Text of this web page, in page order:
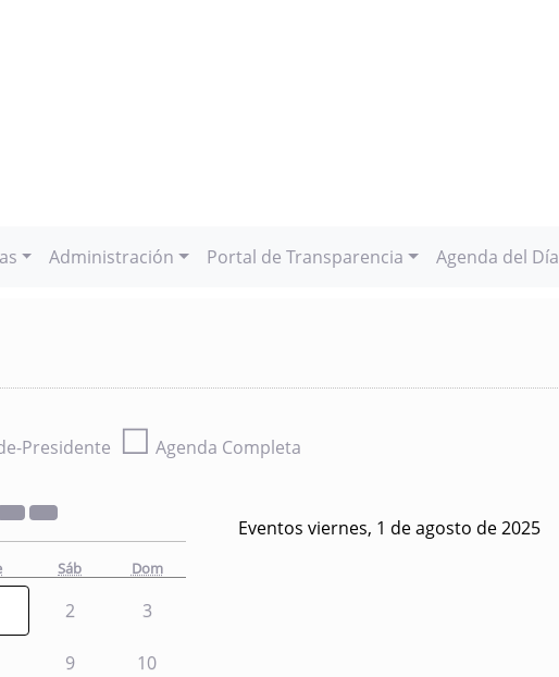
Administración Portal de Transparencia Agenda del Día
Presidente ☐ Agenda Completa
Sáb Dom
2 3
9 10
Eventos viernes, 1 de agosto de 2025